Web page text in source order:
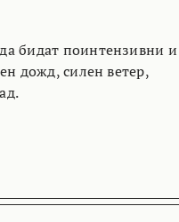
бидат поинтензивни и
дожд, силен ветер,